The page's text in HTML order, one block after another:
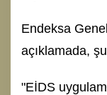
Endeksa
açıklamada,
"EİDS